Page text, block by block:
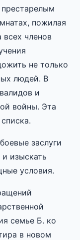
пожилая
всех членов
не только
людей. В
и
войны. Эта
заслуги
изыскать
условия.
семье Б. ко
в новом